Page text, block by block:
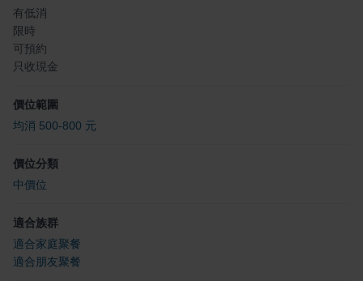
有低消
限時
可預約
只收現金
價位範圍
均消 500-800 元
價位分類
中價位
適合族群
適合家庭聚餐
適合朋友聚餐